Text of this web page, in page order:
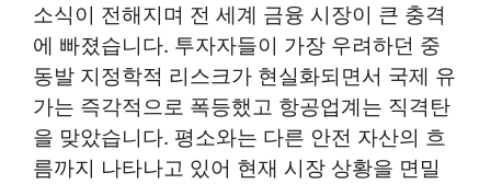
소식이 전해지며 전 세계 금융 시장이 큰 충격
에 빠졌습니다. 투자자들이 가장 우려하던 중
동발 지정학적 리스크가 현실화되면서 국제 유
가는 즉각적으로 폭등했고 항공업계는 직격탄
을 맞았습니다. 평소와는 다른 안전 자산의 흐
름까지 나타나고 있어 현재 시장 상황을 면밀